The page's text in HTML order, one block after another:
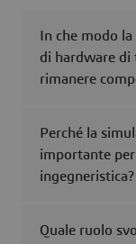
In che modo
di hardware di
rimanere
Perché la
importante
ingegneristica?
Quale ruolo